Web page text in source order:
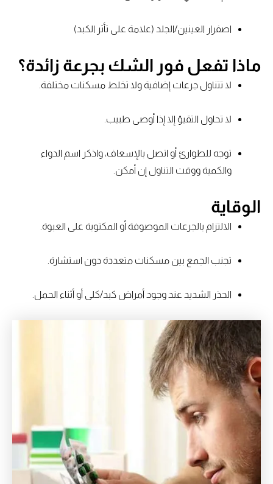
اصفرار العينين/الجلد (علامة على تأثر الكبد)
ماذا تفعل فور الشك بجرعة زائدة؟
لا تتناول جرعات إضافية ولا تخلط مسكنات مختلفة.
لا تحاول التقيؤ إلا إذا أوصى طبيب.
توجه للطوارئ أو اتصل بالإسعاف، واذكر اسم الدواء
والكمية ووقت التناول إن أمكن.
الوقاية
الالتزام بالجرعات الموصوفة أو المكتوبة على العبوة.
تجنب الجمع بين مسكنات متعددة دون استشارة.
الحذر الشديد عند وجود أمراض كبد/كلى أو أثناء الحمل.